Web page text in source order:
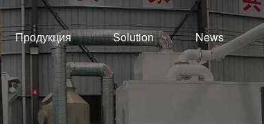
Продукция Solution News